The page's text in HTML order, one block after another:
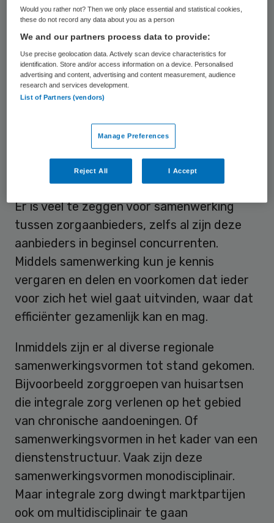
goed te doen is samenwerking, zowel
stellen daaraan grenzen. Het is een
complexe materie met grijze gebieden en
dat leidt vaak tot verkramping uit angst
voor de gevolgen. En dat is jammer, want er
zijn zeker mogelijkheden om het zorgveld
soepeler te organiseren met respect voor
marktwerking.
Er is veel te zeggen voor samenwerking
tussen zorgaanbieders, zelfs al zijn deze
aanbieders in beginsel concurrenten.
Middels samenwerking kun je kennis
vergaren en delen en voorkomen dat ieder
voor zich het wiel gaat uitvinden, waar dat
efficiënter gezamenlijk kan en mag.
Inmiddels zijn er al diverse regionale
samenwerkingsvormen tot stand gekomen.
Bijvoorbeeld zorggroepen van huisartsen
die integrale zorg verlenen op het gebied
van chronische aandoeningen. Of
samenwerkingsvormen in het kader van een
dienstenstructuur. Vaak zijn deze
samenwerkingsvormen monodisciplinair.
Maar integrale zorg dwingt marktpartijen
ook om multidisciplinair te gaan
Would you rather not? Then we only place essential and statistical cookies,
these do not record any data about you as a person
We and our partners process data to provide:
Use precise geolocation data. Actively scan device characteristics for
identification. Store and/or access information on a device. Personalised
advertising and content, advertising and content measurement, audience
research and services development.
List of Partners (vendors)
Manage Preferences
Reject All I Accept